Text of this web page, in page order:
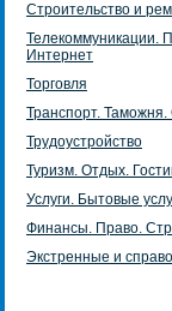
Строительство и
Телекоммуникации.
Интернет
Торговля
Транспорт.
Трудоустройство
Туризм. Отдых.
Услуги. Бытовые
Финансы. Право.
Экстренные и